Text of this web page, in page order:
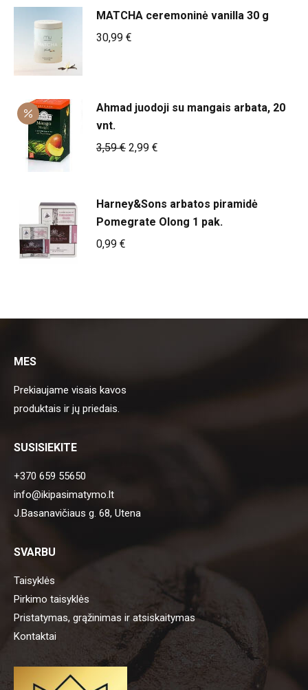
MATCHA ceremoninė vanilla 30 g
30,99 €
Ahmad juodoji su mangais arbata, 20
vnt.
3,59€ Original
3,59 €.
2,99 €
2,99 €.
Harney&Sons arbatos piramidė
Pomegrate Olong 1 pak.
0,99 €
MES
Prekiaujame visais kavos
produktais ir jų priedais.
SUSISIEKITE
+370 659 55650
info@ikipasimatymo.lt
J.Basanavičiaus g. 68, Utena
SVARBU
Taisyklės
Pirkimo taisyklės
Pristatymas, grąžinimas ir atsiskaitymas
Kontaktai